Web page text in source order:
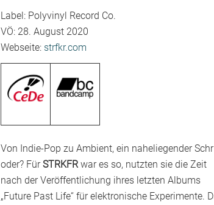
Label: Polyvinyl Record Co.
VÖ: 28. August 2020
Webseite: strfkr.com
Von Indie-Pop zu Ambient, ein naheliegender
oder? FürSTRKFR war es so, nutzten sie die Zeit
nach der Veröffentlichung ihres letzten Albums
„Future Past Life“ für elektronische Experimente.